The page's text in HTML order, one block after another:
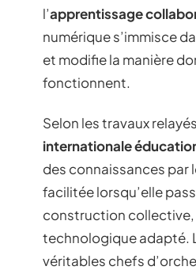
l’apprentissage
numérique s’immisce
et modifie la manière
fonctionnent.
Selon les travaux
internationale
des connaissances par
facilitée lorsqu’elle
construction collective,
technologique adapté.
véritables chefs